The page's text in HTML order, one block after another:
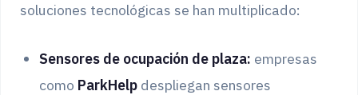
soluciones tecnológicas se han multiplicado:
Sensores de ocupación de plaza: empresas
como ParkHelp despliegan sensores